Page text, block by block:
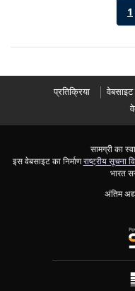
1
प्रतिक्रिया वेबसाइट
सामग्री का
इस वेबसाइट का निर्माणराष्ट्रीय सूचना
भारत
अंतिम